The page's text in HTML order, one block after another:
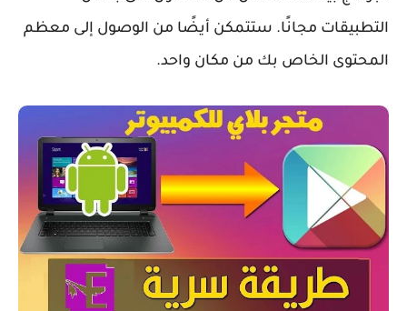
التطبيقات مجانًا. ستتمكن أيضًا من الوصول إلى معظم
المحتوى الخاص بك من مكان واحد.